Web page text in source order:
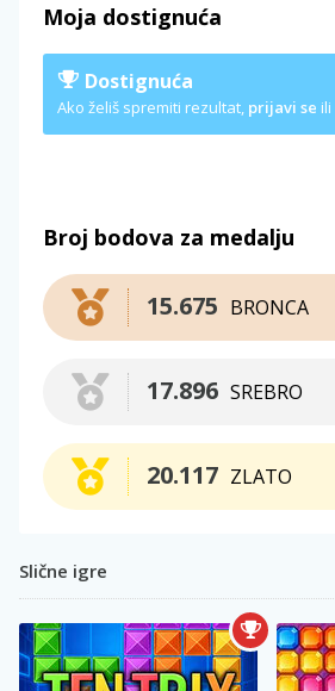
Moja dostignuća
Dostignuća
Ako želiš spremiti rezultat, prijavi se ili
Broj bodova za medalju
BRONCA
15.675
SREBRO
17.896
ZLATO
20.117
Slične igre